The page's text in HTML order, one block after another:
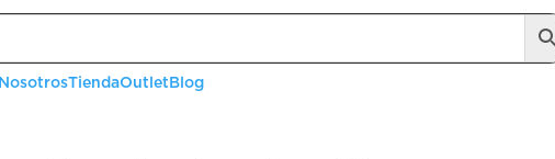
NosotrosTiendaOutlet Blog